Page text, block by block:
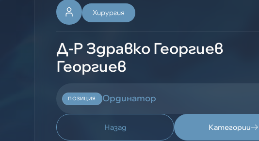
Хирургия
Д-Р Здравко Георгиев
Георгиев
ПОЗИЦИЯ Ординатор
Назад Категории